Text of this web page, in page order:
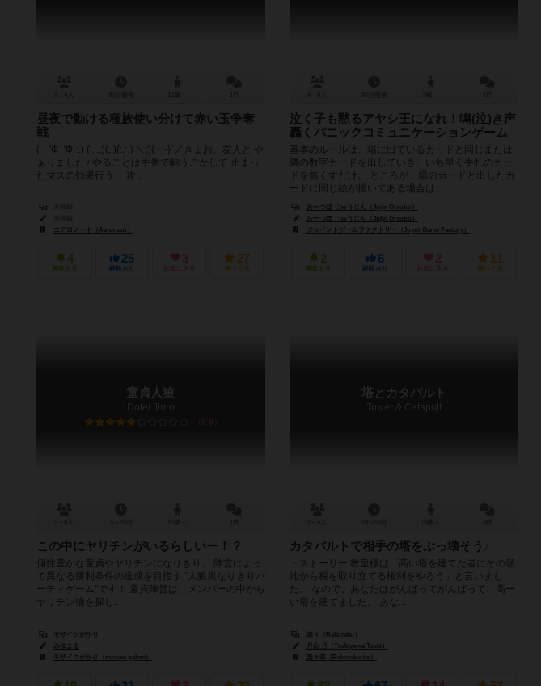
昼夜で動ける種族使い分けて赤い玉争奪
戦
(．'Ф` 'Ф`:.) ('∴;)(,,)(:∴) ＼;){ー-}`／きょお、友人と や
ぁりましたｯ やることは手番で駒うごかして 止まっ
たマスの効果行う、 攻...
エアロノート（Aeronaut）
4
興味あり
25
経験あり
3
お気に入り
27
持ってる
泣く子も黙るアヤシ王になれ！鳴(泣)き声
轟くパニックコミュニケーションゲーム
基本のルールは、場に出ているカードと同じまたは
隣の数字カードを出していき、いち早く手札のカー
ドを無くすだけ。 ところが、場のカードと出したカ
ードに同じ絵が描いてある場合は、...
おーつぼ じゅうじん（Jujin Otsubo）
おーつぼ じゅうじん（Jujin Otsubo）
ジョイントゲームファクトリー（Joynt Game Factory）
2
興味あり
6
経験あり
2
お気に入り
11
持ってる
童貞人狼
Dotei Jinro
5.9
この中にヤリチンがいるらしいー！？
個性豊かな童貞やヤリチンになりきり、 陣営によっ
て異なる勝利条件の達成を目指す ”人狼風なりきりパ
ーティゲーム”です！ 童貞陣営は、メンバーの中から
ヤリチン狼を探し...
モザイクがかり
みゆまる
モザイクがかり（mosaic gakari）
塔とカタパルト
Tower & Catapult
カタパルトで相手の塔をぶっ壊そう♪
・ストーリー 教皇様は「高い塔を建てた者にその領
地から税を取り立てる権利をやろう」と言いまし
た。 なので、あなたはがんばってがんばって、高ー
い塔を建てました。 あな...
楽々（Rakuraku）
月山 月（Tsukiyama Tsuki）
楽々亭（Rakuraku-tei）